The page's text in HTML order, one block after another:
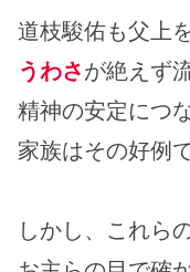
道枝駿佑も父上
うわさが絶えず
精神の安定につ
家族はその好例
しかし、これら